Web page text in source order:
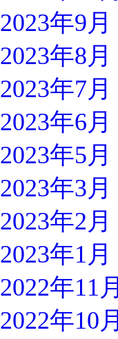
2023年9月
2023年8月
2023年7月
2023年6月
2023年5月
2023年3月
2023年2月
2023年1月
2022年11月
2022年10月